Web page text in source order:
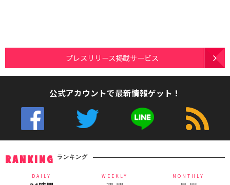
プレスリリース掲載サービス
公式アカウントで最新情報ゲット！
RANKING ランキング
DAILY WEEKLY MONTHLY